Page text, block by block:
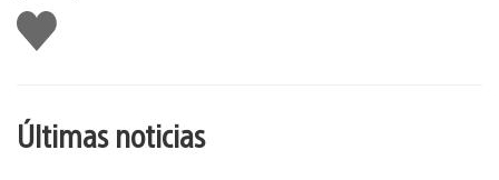
Me
gusta
Últimas noticias